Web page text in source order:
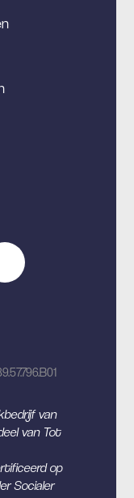
van
van Tot
op
Socialer